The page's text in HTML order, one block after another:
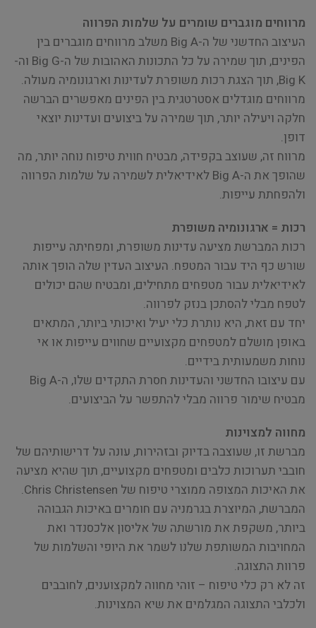
מרווחים מוגברים שומרים על שלמות הפרווה
העיצוב החדשני של ה-Big A משלב מרווחים מוגברים בין
הפינים, תוך שמירה על כל התכונות האהובות של ה-Big G וה-
Big K, תוך הצגת רכות משופרת לעדינות וארגונומיה מעולה.
מרווחים מוגדלים אסטרטגית בין הפינים מאפשרים הברשה
חלקה ויעילה יותר, תוך שמירה על ביצועים ועדינות יוצאי
דופן.
מרווח זה, שעוצב בקפידה, מבטיח חווית טיפוח נוחה יותר, מה
שהופך את ה-Big A לאידיאלית לשמירה על שלמות הפרווה
ולהפחתת עייפות.
רכות = ארגונומיה משופרת
רכות המברשת מציעה עדינות משופרת, ומפחיתה עייפות
שורש כף היד עבור המטפח. העיצוב העדין שלה הופך אותה
לאידיאלית עבור מטפחים מתחילים, ומבטיח שהם יכולים
לטפח מבלי להסתכן בנזק לפרווה.
יחד עם זאת, היא נותרת כלי יעיל ואיכותי ביותר, המתאים
באופן מושלם למטפחים מקצועיים שחווים עייפות או אי
נוחות משמעותית בידיים.
עם עיצובו החדשני והעדינות חסרת התקדים שלו, ה-Big A
מבטיח שימור פרווה מבלי להתפשר על הביצועים.
מחווה למצוינות
מברשת זו, שעוצבה בדיוק ובזהירות, עונה על דרישותיהם של
חובבי תערוכות כלבים ומטפחים מקצועיים, תוך שהיא מציעה
את האיכות המצופה ממוצרי טיפוח של Chris Christensen.
המברשת, המיוצרת בגרמניה עם חומרים באיכות הגבוהה
ביותר, משקפת את מורשתה של אליסון אלכסנדר ואת
המחויבות המשותפת שלנו לשמר את היופי והשלמות של
פרוות התצוגה.
זה לא רק כלי טיפוח – זוהי מחווה למקצוענים, לחובבים
ולכלבי התצוגה המגלמים את שיא המצוינות.